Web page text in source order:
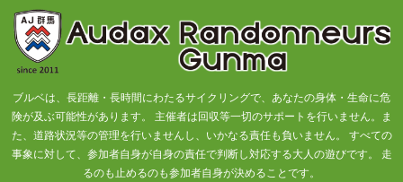
ブルベは、長距離・長時間にわたるサイクリングで、あなたの身体・生命に危
険が及ぶ可能性があります。 主催者は回収等一切のサポートを行いません。ま
た、道路状況等の管理を行いませんし、いかなる責任も負いません。 すべての
事象に対して、参加者自身が自身の責任で判断し対応する大人の遊びです。 走
るのも止めるのも参加者自身が決めることです。